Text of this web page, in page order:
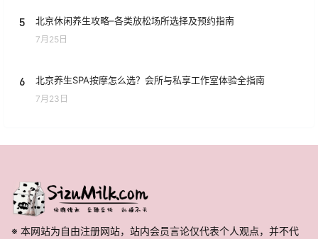
5 北京休闲养生攻略–各类放松场所选择及预约指南
7月25日
6 北京养生SPA按摩怎么选？会所与私享工作室体验全指南
7月23日
※ 本网站为自由注册网站，站内会员言论仅代表个人观点，并不代